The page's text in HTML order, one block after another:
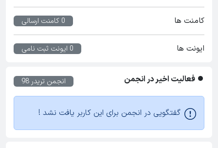
کامنت ها 0 کامنت ارسالی
ایونت ها 0 ایونت ثبت نامی
فعالیت اخیر در انجمن انجمن تریدر 98
گفتگویی در انجمن برای این کاربر یافت نشد !